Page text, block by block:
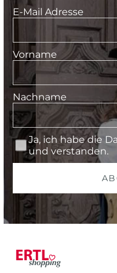
E-Mail Adresse
Vorname
Nachname
Ja, ich habe die
und verstanden.